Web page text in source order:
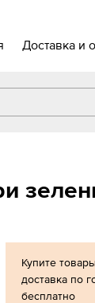
Доставка и
Купите
доставка по
бесплатно